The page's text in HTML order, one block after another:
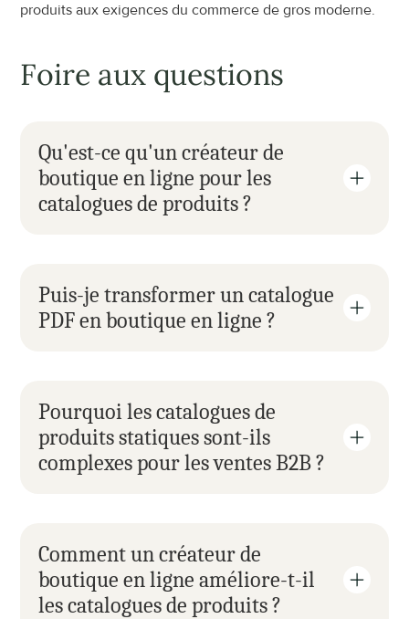
produits aux exigences du commerce de gros moderne.
Foire aux questions
Qu'est-ce qu'un créateur de
boutique en ligne pour les
catalogues de produits ?
Puis-je transformer un catalogue
PDF en boutique en ligne ?
Pourquoi les catalogues de
produits statiques sont-ils
complexes pour les ventes B2B ?
Comment un créateur de
boutique en ligne améliore-t-il
les catalogues de produits ?